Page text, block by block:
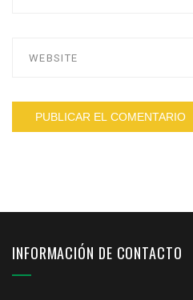
INFORMACIÓN DE CONTACTO